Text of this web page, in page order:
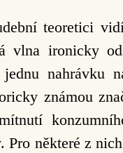
teoretici
vlna ironicky
nahrávku
známou
Pro některé z